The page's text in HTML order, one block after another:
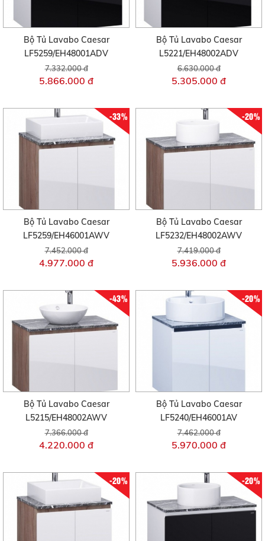
Bộ Tủ Lavabo Caesar
LF5259/EH48001ADV
7.332.000 đ
5.866.000 đ
Bộ Tủ Lavabo Caesar
L5221/EH48002ADV
6.630.000 đ
5.305.000 đ
-33%
Bộ Tủ Lavabo Caesar
LF5259/EH46001AWV
7.452.000 đ
4.977.000 đ
-20%
Bộ Tủ Lavabo Caesar
LF5232/EH48002AWV
7.419.000 đ
5.936.000 đ
-43%
Bộ Tủ Lavabo Caesar
L5215/EH48002AWV
7.366.000 đ
4.220.000 đ
-20%
Bộ Tủ Lavabo Caesar
LF5240/EH46001AV
7.462.000 đ
5.970.000 đ
-20% -20%